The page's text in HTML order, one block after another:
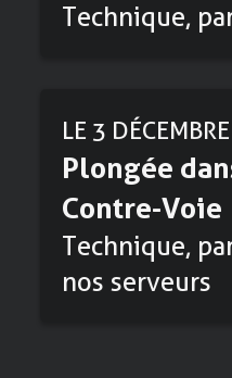
Technique,
LE 3
Plongée
Contre-Voie
Technique,
nos serveurs